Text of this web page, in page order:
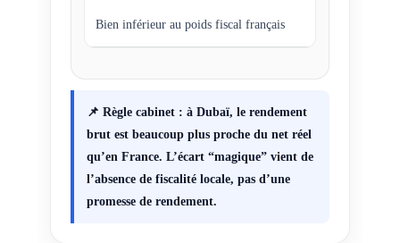
Bien inférieur au poids fiscal français
📌 Règle cabinet : à Dubaï, le rendement
brut est beaucoup plus proche du net réel
qu’en France. L’écart “magique” vient de
l’absence de fiscalité locale, pas d’une
promesse de rendement.